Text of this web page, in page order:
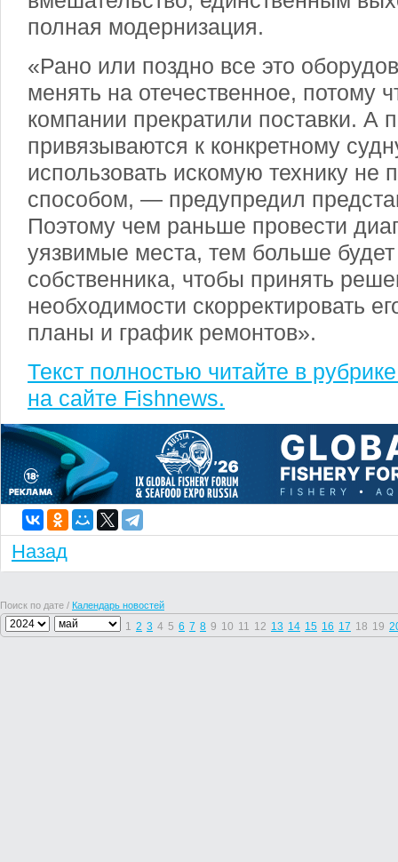
полная модернизация.
«Рано или поздно все это
менять на отечественное, потому
компании прекратили поставки. А
привязываются к конкретному
использовать искомую технику не
способом, — предупредил
Поэтому чем раньше провести
уязвимые места, тем больше
собственника, чтобы принять
необходимости скорректировать
планы и график ремонтов».
Текст полностью читайте в
на сайте Fishnews.
Назад
Поиск по дате / Календарь новостей
1 2 3 4 5 6 7 8 9 10 11 12 13 14 15 16 17 18 19